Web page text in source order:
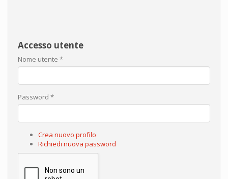
Accesso utente
Nome utente *
Password *
Crea nuovo profilo
Richiedi nuova password